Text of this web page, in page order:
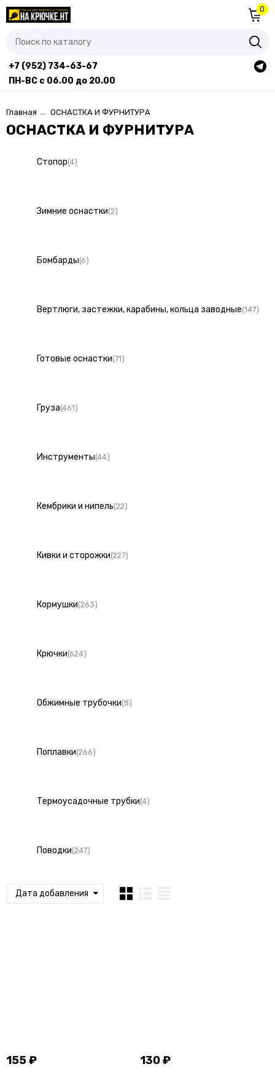
0
+7 (952) 734-63-67
ПН-ВС с 06.00 до 20.00
Главная → ОСНАСТКА И ФУРНИТУРА
ОСНАСТКА И ФУРНИТУРА
Стопор(4)
Зимние оснастки(2)
Бомбарды(6)
Вертлюги, застежки, карабины, кольца заводные(147)
Готовые оснастки(71)
Груза(461)
Инструменты(44)
Кембрики и нипель(22)
Кивки и сторожки(227)
Кормушки(263)
Крючки(624)
Обжимные трубочки(8)
Поплавки(266)
Термоусадочные трубки(4)
Поводки(247)
Дата добавления
155₽ 130₽